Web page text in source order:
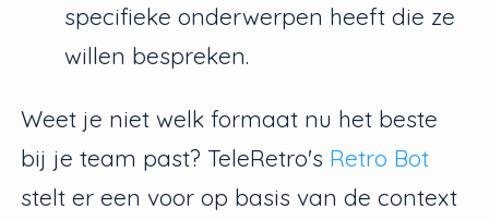
specifieke onderwerpen heeft die ze
willen bespreken.
Weet je niet welk formaat nu het beste
bij je team past? TeleRetro's Retro Bot
stelt er een voor op basis van de context